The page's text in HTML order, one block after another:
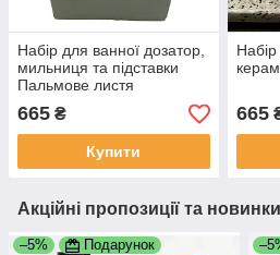
Набір для ванної дозатор,
мильниця та підставки
Пальмове листя
665 ₴
Купити
665
Акційні пропозиції та новинки
–5% Подарунок